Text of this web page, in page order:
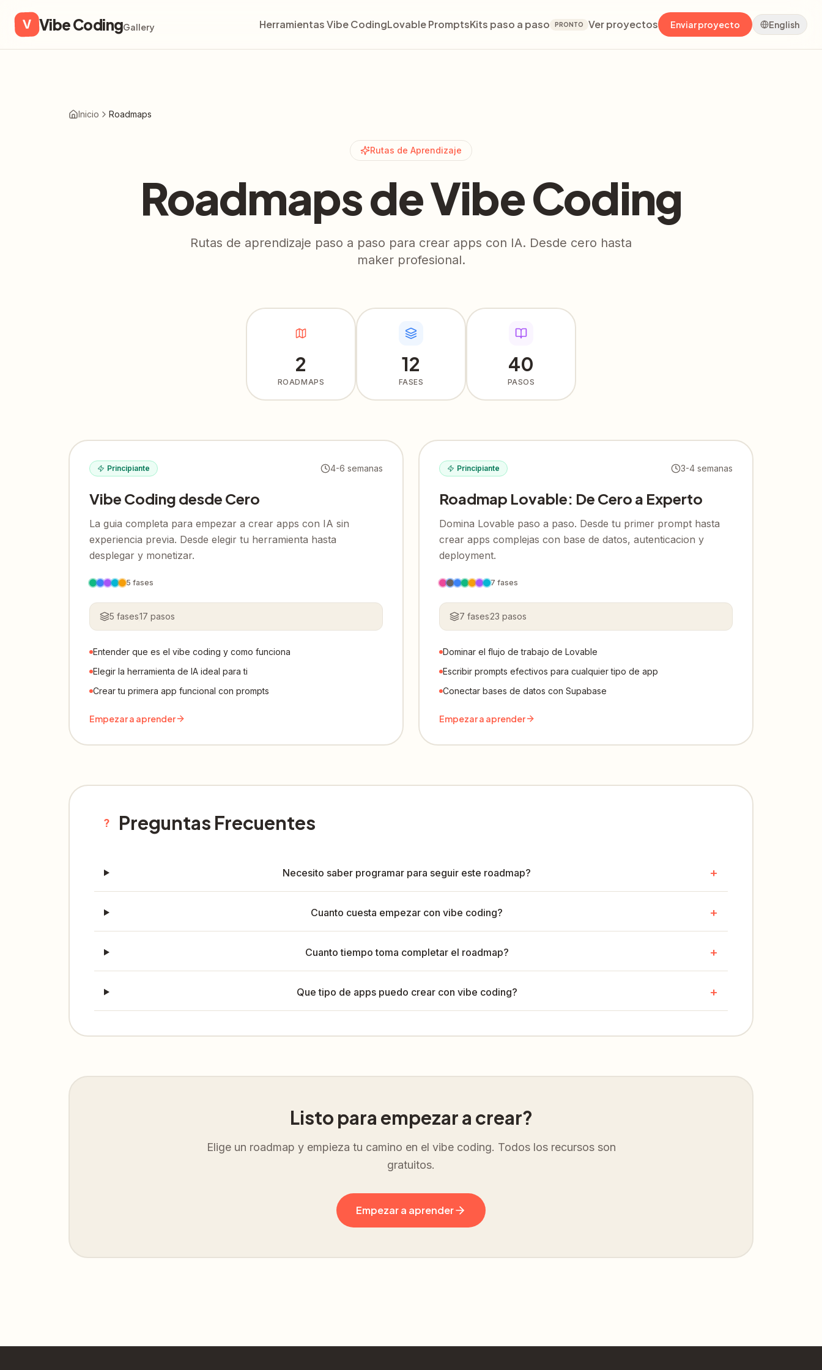
V Vibe CodingGallery Herramientas Vibe CodingLovable PromptsKits paso a paso PRONTO Ver proyectos Enviar proyecto English
Inicio Roadmaps
Rutas de Aprendizaje
Roadmaps de Vibe Coding
Rutas de aprendizaje paso a paso para crear apps con IA. Desde cero hasta
maker profesional.
2
ROADMAPS
12
FASES
40
PASOS
Principiante 4-6 semanas
Vibe Coding desde Cero
La guia completa para empezar a crear apps con IA sin
experiencia previa. Desde elegir tu herramienta hasta
desplegar y monetizar.
5 fases
5 fases17 pasos
Entender que es el vibe coding y como funciona
Elegir la herramienta de IA ideal para ti
Crear tu primera app funcional con prompts
Empezar a aprender
Principiante 3-4 semanas
Roadmap Lovable: De Cero a Experto
Domina Lovable paso a paso. Desde tu primer prompt hasta
crear apps complejas con base de datos, autenticacion y
deployment.
7 fases
7 fases23 pasos
Dominar el flujo de trabajo de Lovable
Escribir prompts efectivos para cualquier tipo de app
Conectar bases de datos con Supabase
Empezar a aprender
? Preguntas Frecuentes
Necesito saber programar para seguir este roadmap? +
Cuanto cuesta empezar con vibe coding? +
Cuanto tiempo toma completar el roadmap? +
Que tipo de apps puedo crear con vibe coding? +
Listo para empezar a crear?
Elige un roadmap y empieza tu camino en el vibe coding. Todos los recursos son
gratuitos.
Empezar a aprender